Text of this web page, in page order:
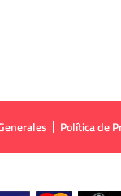
Política de